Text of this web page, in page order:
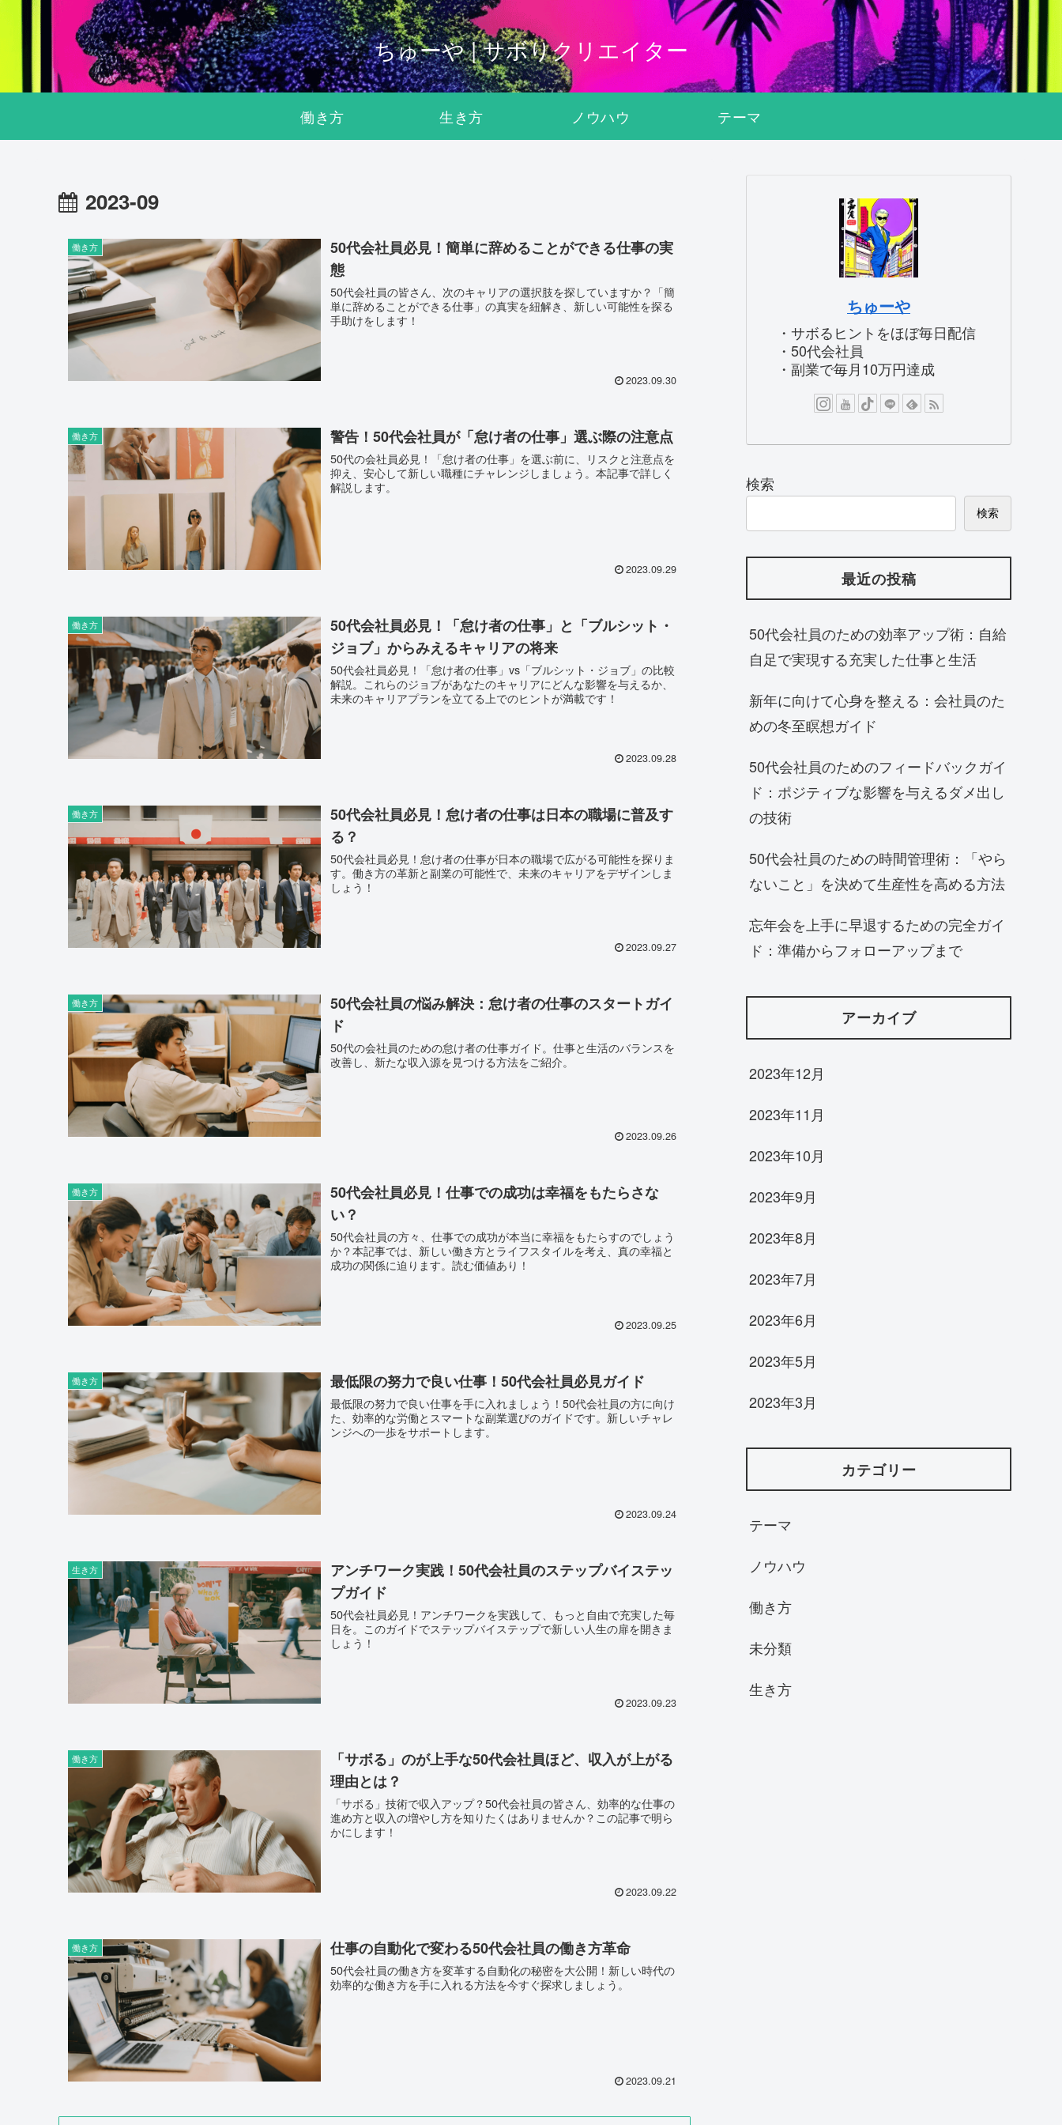
ちゅーや | サボりクリエイター
働き方 生き方 ノウハウ テーマ
2023-09
働き方
50代会社員必見！簡単に辞めることができる仕事の実
態
50代会社員の皆さん、次のキャリアの選択肢を探していますか？「簡
単に辞めることができる仕事」の真実を紐解き、新しい可能性を探る
手助けをします！
2023.09.30
働き方 警告！50代会社員が「怠け者の仕事」選ぶ際の注意点
50代の会社員必見！「怠け者の仕事」を選ぶ前に、リスクと注意点を
抑え、安心して新しい職種にチャレンジしましょう。本記事で詳しく
解説します。
2023.09.29
働き方
50代会社員必見！「怠け者の仕事」と「ブルシット・
ジョブ」からみえるキャリアの将来
50代会社員必見！「怠け者の仕事」vs「ブルシット・ジョブ」の比較
解説。これらのジョブがあなたのキャリアにどんな影響を与えるか、
未来のキャリアプランを立てる上でのヒントが満載です！
2023.09.28
働き方
50代会社員必見！怠け者の仕事は日本の職場に普及す
る？
50代会社員必見！怠け者の仕事が日本の職場で広がる可能性を探りま
す。働き方の革新と副業の可能性で、未来のキャリアをデザインしま
しょう！
2023.09.27
働き方
50代会社員の悩み解決：怠け者の仕事のスタートガイ
ド
50代の会社員のための怠け者の仕事ガイド。仕事と生活のバランスを
改善し、新たな収入源を見つける方法をご紹介。
2023.09.26
働き方
50代会社員必見！仕事での成功は幸福をもたらさな
い？
50代会社員の方々、仕事での成功が本当に幸福をもたらすのでしょう
か？本記事では、新しい働き方とライフスタイルを考え、真の幸福と
成功の関係に迫ります。読む価値あり！
2023.09.25
働き方 最低限の努力で良い仕事！50代会社員必見ガイド
最低限の努力で良い仕事を手に入れましょう！50代会社員の方に向け
た、効率的な労働とスマートな副業選びのガイドです。新しいチャレ
ンジへの一歩をサポートします。
2023.09.24
生き方
アンチワーク実践！50代会社員のステップバイステッ
プガイド
50代会社員必見！アンチワークを実践して、もっと自由で充実した毎
日を。このガイドでステップバイステップで新しい人生の扉を開きま
しょう！
2023.09.23
働き方
「サボる」のが上手な50代会社員ほど、収入が上がる
理由とは？
「サボる」技術で収入アップ？50代会社員の皆さん、効率的な仕事の
進め方と収入の増やし方を知りたくはありませんか？この記事で明ら
かにします！
2023.09.22
働き方 仕事の自動化で変わる50代会社員の働き方革命
50代会社員の働き方を変革する自動化の秘密を大公開！新しい時代の
効率的な働き方を手に入れる方法を今すぐ探求しましょう。
2023.09.21
ちゅーや
・サボるヒントをほぼ毎日配信
・50代会社員
・副業で毎月10万円達成
検索
検索
最近の投稿
50代会社員のための効率アップ術：自給
自足で実現する充実した仕事と生活
新年に向けて心身を整える：会社員のた
めの冬至瞑想ガイド
50代会社員のためのフィードバックガイ
ド：ポジティブな影響を与えるダメ出し
の技術
50代会社員のための時間管理術：「やら
ないこと」を決めて生産性を高める方法
忘年会を上手に早退するための完全ガイ
ド：準備からフォローアップまで
アーカイブ
2023年12月
2023年11月
2023年10月
2023年9月
2023年8月
2023年7月
2023年6月
2023年5月
2023年3月
カテゴリー
テーマ
ノウハウ
働き方
未分類
生き方